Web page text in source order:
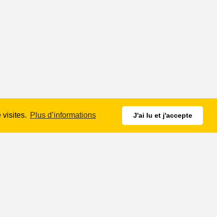
visites. Plus d’informations J'ai lu et j'accepte